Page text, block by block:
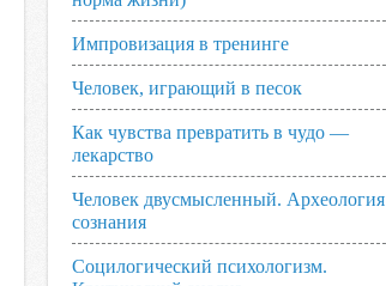
Импровизация в тренинге
Человек, играющий в песок
Как чувства превратить в чудо —
лекарство
Человек двусмысленный. Археология
сознания
Социлогический психологизм.